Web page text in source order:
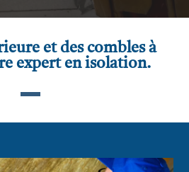
et des combles à
expert en isolation.